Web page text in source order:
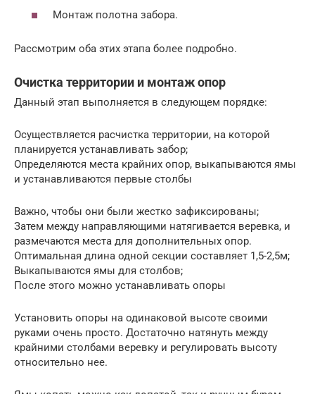
Монтаж полотна забора.
Рассмотрим оба этих этапа более подробно.
Очистка территории и монтаж опор
Данный этап выполняется в следующем порядке:
Осуществляется расчистка территории, на которой
планируется устанавливать забор;
Определяются места крайних опор, выкапываются ямы
и устанавливаются первые столбы
Важно, чтобы они были жестко зафиксированы;
Затем между направляющими натягивается веревка, и
размечаются места для дополнительных опор.
Оптимальная длина одной секции составляет 1,5-2,5м;
Выкапываются ямы для столбов;
После этого можно устанавливать опоры
Установить опоры на одинаковой высоте своими
руками очень просто. Достаточно натянуть между
крайними столбами веревку и регулировать высоту
относительно нее.